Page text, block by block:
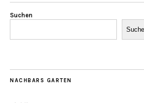
Suchen
NACHBARS GARTEN